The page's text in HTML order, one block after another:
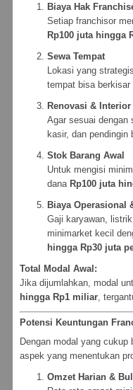
Biaya Hak
Setiap franchisor
Rp100 juta hingga
Sewa Tempat
Lokasi yang
tempat bisa berkisar
Renovasi & Interior
Agar sesuai dengan
kasir, dan pendingin
Stok Barang Awal
Untuk mengisi
dana Rp100 juta
Biaya Operasional
Gaji karyawan,
minimarket kecil
hingga Rp30 juta
Total Modal Awal:
Jika dijumlahkan, modal
hingga Rp1 miliar ,
Potensi Keuntungan
Dengan modal yang cukup
aspek yang menentukan
Omzet Harian &